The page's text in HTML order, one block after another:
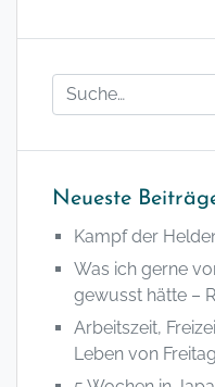
Neueste
Kampf der
Was ich gerne
gewusst hätte –
Arbeitszeit,
Leben von